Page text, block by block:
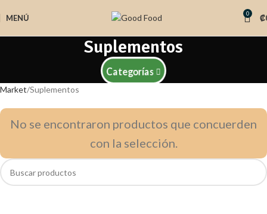
MENÚ 0 ₡
Suplementos
Categorías
Market Suplementos
No se encontraron productos que concuerden
con la selección.